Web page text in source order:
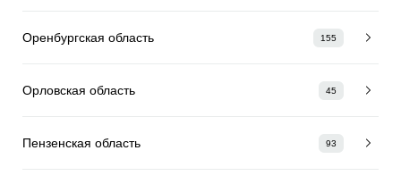
Оренбургская область 155
Орловская область 45
Пензенская область 93